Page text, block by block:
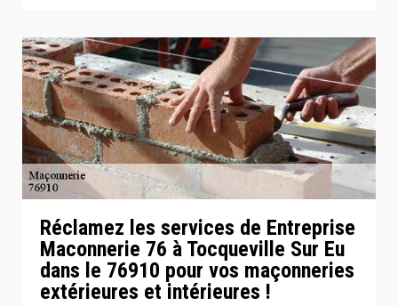
Réclamez les services de Entreprise
Maconnerie 76 à Tocqueville Sur Eu
dans le 76910 pour vos maçonneries
extérieures et intérieures !